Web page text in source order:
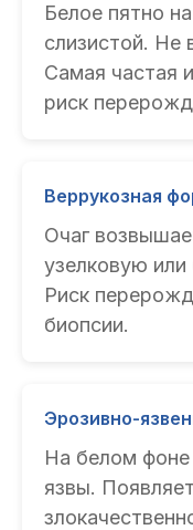
Белое пятно
слизистой. Не
Самая частая
риск
Веррукозная
Очаг
узелковую
Риск
биопсии.
Эрозивно-
На белом
язвы.